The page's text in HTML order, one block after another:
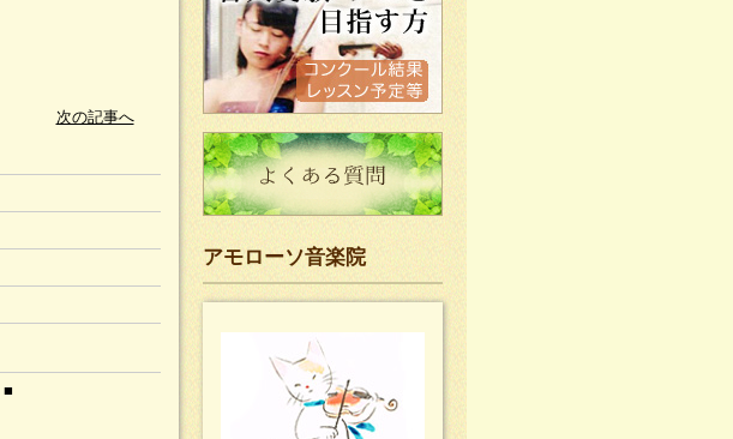
次の記事へ
■
アモローソ音楽院